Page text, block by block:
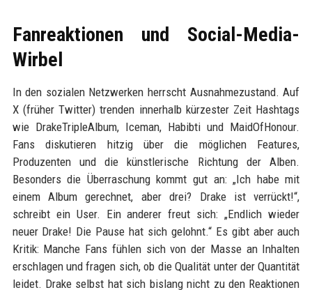
Fanreaktionen und Social-Media-
Wirbel
In den sozialen Netzwerken herrscht Ausnahmezustand. Auf
X (früher Twitter) trenden innerhalb kürzester Zeit Hashtags
wie DrakeTripleAlbum, Iceman, Habibti und MaidOfHonour.
Fans diskutieren hitzig über die möglichen Features,
Produzenten und die künstlerische Richtung der Alben.
Besonders die Überraschung kommt gut an: „Ich habe mit
einem Album gerechnet, aber drei? Drake ist verrückt!“,
schreibt ein User. Ein anderer freut sich: „Endlich wieder
neuer Drake! Die Pause hat sich gelohnt.“ Es gibt aber auch
Kritik: Manche Fans fühlen sich von der Masse an Inhalten
erschlagen und fragen sich, ob die Qualität unter der Quantität
leidet. Drake selbst hat sich bislang nicht zu den Reaktionen